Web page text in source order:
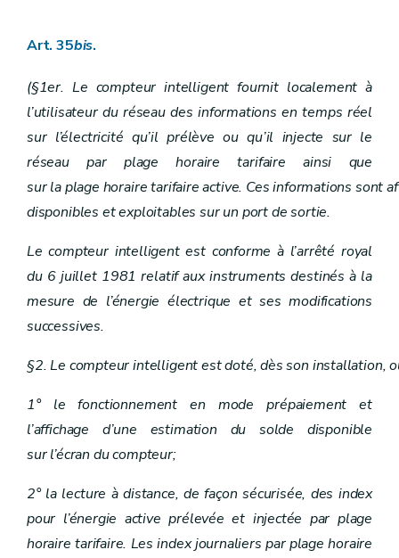
Chapitre XIII
Art. 54
Chapitre XIV Dispositions transitoires et entrée en vigueur
Art. 55
Art. 56
Art. 57
Art. 58
Art. 59
Art. 60
Art. 62
Art. 63
Art. 35bis.
(§1er. Le compteur intelligent fournit localement à
l’utilisateur du réseau des informations en temps réel
sur l’électricité qu’il prélève ou qu’il injecte sur le
réseau par plage horaire tarifaire ainsi que
sur la plage horaire tarifaire active. Ces informations sont
disponibles et exploitables sur un port de sortie.
Le compteur intelligent est conforme à l’arrêté royal
du 6 juillet 1981 relatif aux instruments destinés à la
mesure de l’énergie électrique et ses modifications
successives.
§2. Le compteur intelligent est doté, dès son installation,
1° le fonctionnement en mode prépaiement et
l’affichage d’une estimation du solde disponible
sur l’écran du compteur;
2° la lecture à distance, de façon sécurisée, des index
pour l’énergie active prélevée et injectée par plage
horaire tarifaire. Les index journaliers par plage horaire